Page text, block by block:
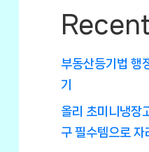
부동산등기법 행
기
올리 초미니냉장
구 필수템으로